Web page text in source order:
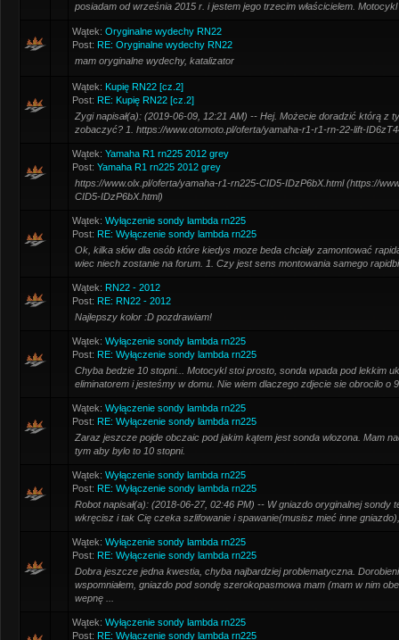
posiadam od września 2015 r. i jestem jego trzecim właścicielem.
Wątek: Oryginalne wydechy RN22
Post: RE: Oryginalne wydechy RN22
mam oryginalne wydechy, katalizator
Wątek: Kupię RN22 [cz.2]
Post: RE: Kupię RN22 [cz.2]
Zygi napisał(a): (2019-06-09, 12:21 AM) -- Hej. Możecie doradzić którą z
zobaczyć? 1. https://www.otomoto.pl/oferta/yamaha-r1-r1-rn-22-lift-
Wątek: Yamaha R1 rn225 2012 grey
Post: Yamaha R1 rn225 2012 grey
https://www.olx.pl/oferta/yamaha-r1-rn225-CID5-IDzP6bX.html (https://
CID5-IDzP6bX.html)
Wątek: Wyłączenie sondy lambda rn225
Post: RE: Wyłączenie sondy lambda rn225
Ok, kilka słów dla osób które kiedys moze beda chciały zamontować
wiec niech zostanie na forum. 1. Czy jest sens montowania samego
Wątek: RN22 - 2012
Post: RE: RN22 - 2012
Najlepszy kolor :D pozdrawiam!
Wątek: Wyłączenie sondy lambda rn225
Post: RE: Wyłączenie sondy lambda rn225
Chyba bedzie 10 stopni... Motocykl stoi prosto, sonda wpada pod lekkim
eliminatorem i jesteśmy w domu. Nie wiem dlaczego zdjecie sie obrocilo o
Wątek: Wyłączenie sondy lambda rn225
Post: RE: Wyłączenie sondy lambda rn225
Zaraz jeszcze pojde obczaic pod jakim kątem jest sonda wlozona. Mam
tym aby bylo to 10 stopni.
Wątek: Wyłączenie sondy lambda rn225
Post: RE: Wyłączenie sondy lambda rn225
Robot napisał(a): (2018-06-27, 02:46 PM) -- W gniazdo oryginalnej sondy
wkręcisz i tak Cię czeka szlifowanie i spawanie(musisz mieć inne
Wątek: Wyłączenie sondy lambda rn225
Post: RE: Wyłączenie sondy lambda rn225
Dobra jeszcze jedna kwestia, chyba najbardziej problematyczna.
wspomniałem, gniazdo pod sondę szerokopasmowa mam (mam w nim
wepnę ...
Wątek: Wyłączenie sondy lambda rn225
Post: RE: Wyłączenie sondy lambda rn225